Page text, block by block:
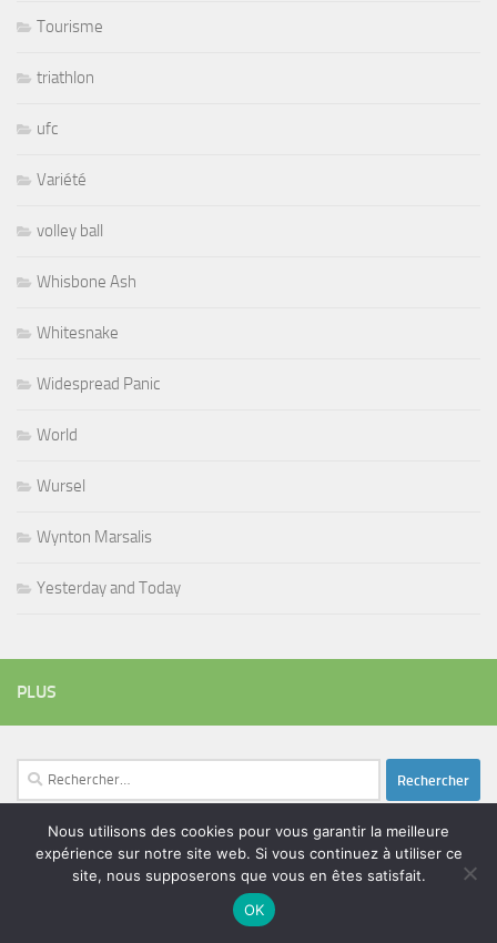
Tourisme
triathlon
ufc
Variété
volley ball
Whisbone Ash
Whitesnake
Widespread Panic
World
Wursel
Wynton Marsalis
Yesterday and Today
PLUS
Rechercher :
ÉTIQUETTES
batteurbeatles
Nous utilisons des cookies pour vous garantir la meilleure
expérience sur notre site web. Si vous continuez à utiliser ce
site, nous supposerons que vous en êtes satisfait.
OK